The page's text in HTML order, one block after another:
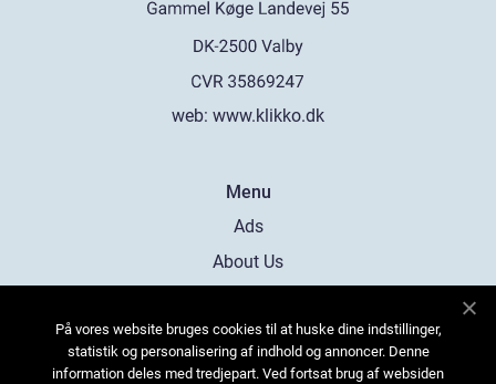
web: www.klikko.dk
Menu
Ads
About Us
Contact
Sitemap
På vores website bruges cookies til at huske dine indstillinger,
statistik og personalisering af indhold og annoncer. Denne
information deles med tredjepart. Ved fortsat brug af websiden